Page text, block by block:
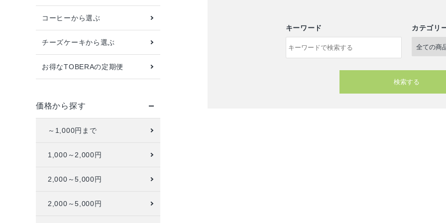
お支払方法
プライバシーポリシー
ACCOUNT MENU
ようこそ ゲスト 様
新規会員登録
キーワード カテゴリ
検索する
コーヒーから選ぶ
チーズケーキから選ぶ
お得なTOBERAの定期便
価格から探す
～1,000円まで
1,000～2,000円
2,000～5,000円
2,000～5,000円